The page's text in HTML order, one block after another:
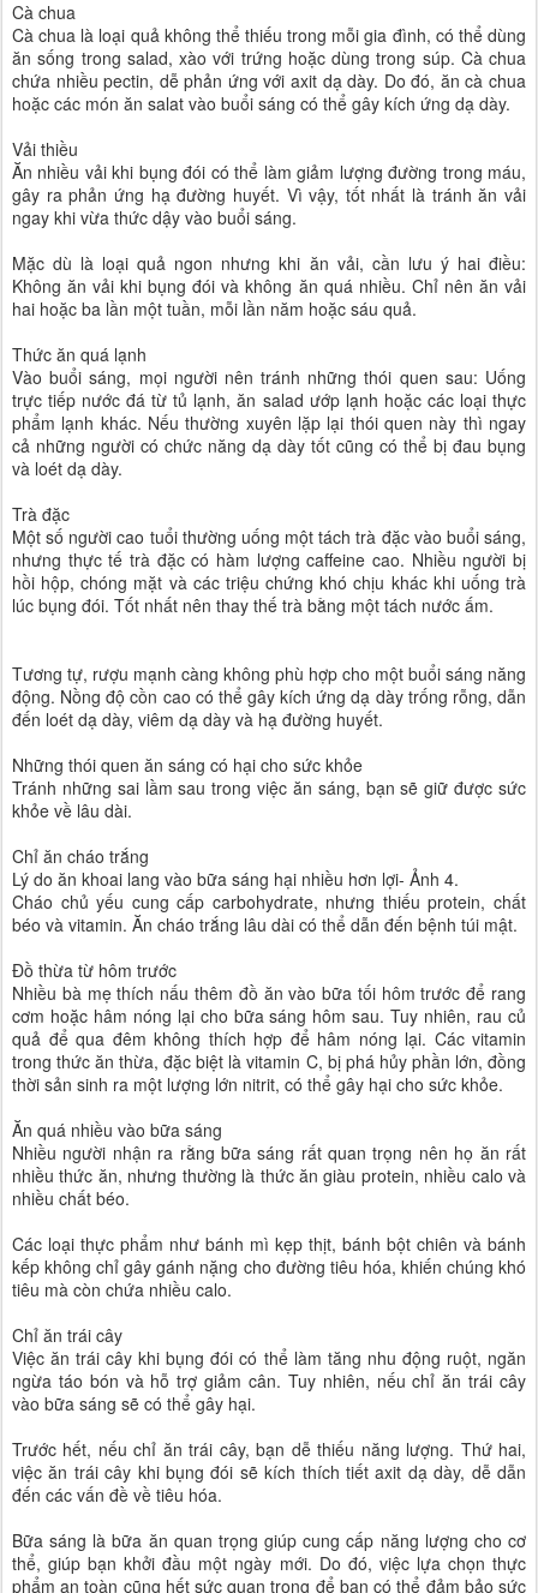
Cà chua
Cà chua là loại quả không thể thiếu trong mỗi gia đình, có thể dùng
ăn sống trong salad, xào với trứng hoặc dùng trong súp. Cà chua
chứa nhiều pectin, dễ phản ứng với axit dạ dày. Do đó, ăn cà chua
hoặc các món ăn salat vào buổi sáng có thể gây kích ứng dạ dày.
Vải thiều
Ăn nhiều vải khi bụng đói có thể làm giảm lượng đường trong máu,
gây ra phản ứng hạ đường huyết. Vì vậy, tốt nhất là tránh ăn vải
ngay khi vừa thức dậy vào buổi sáng.
Mặc dù là loại quả ngon nhưng khi ăn vải, cần lưu ý hai điều:
Không ăn vải khi bụng đói và không ăn quá nhiều. Chỉ nên ăn vải
hai hoặc ba lần một tuần, mỗi lần năm hoặc sáu quả.
Thức ăn quá lạnh
Vào buổi sáng, mọi người nên tránh những thói quen sau: Uống
trực tiếp nước đá từ tủ lạnh, ăn salad ướp lạnh hoặc các loại thực
phẩm lạnh khác. Nếu thường xuyên lặp lại thói quen này thì ngay
cả những người có chức năng dạ dày tốt cũng có thể bị đau bụng
và loét dạ dày.
Trà đặc
Một số người cao tuổi thường uống một tách trà đặc vào buổi sáng,
nhưng thực tế trà đặc có hàm lượng caffeine cao. Nhiều người bị
hồi hộp, chóng mặt và các triệu chứng khó chịu khác khi uống trà
lúc bụng đói. Tốt nhất nên thay thế trà bằng một tách nước ấm.
Tương tự, rượu mạnh càng không phù hợp cho một buổi sáng năng
động. Nồng độ cồn cao có thể gây kích ứng dạ dày trống rỗng, dẫn
đến loét dạ dày, viêm dạ dày và hạ đường huyết.
Những thói quen ăn sáng có hại cho sức khỏe
Tránh những sai lầm sau trong việc ăn sáng, bạn sẽ giữ được sức
khỏe về lâu dài.
Chỉ ăn cháo trắng
Lý do ăn khoai lang vào bữa sáng hại nhiều hơn lợi- Ảnh 4.
Cháo chủ yếu cung cấp carbohydrate, nhưng thiếu protein, chất
béo và vitamin. Ăn cháo trắng lâu dài có thể dẫn đến bệnh túi mật.
Đồ thừa từ hôm trước
Nhiều bà mẹ thích nấu thêm đồ ăn vào bữa tối hôm trước để rang
cơm hoặc hâm nóng lại cho bữa sáng hôm sau. Tuy nhiên, rau củ
quả để qua đêm không thích hợp để hâm nóng lại. Các vitamin
trong thức ăn thừa, đặc biệt là vitamin C, bị phá hủy phần lớn, đồng
thời sản sinh ra một lượng lớn nitrit, có thể gây hại cho sức khỏe.
Ăn quá nhiều vào bữa sáng
Nhiều người nhận ra rằng bữa sáng rất quan trọng nên họ ăn rất
nhiều thức ăn, nhưng thường là thức ăn giàu protein, nhiều calo và
nhiều chất béo.
Các loại thực phẩm như bánh mì kẹp thịt, bánh bột chiên và bánh
kếp không chỉ gây gánh nặng cho đường tiêu hóa, khiến chúng khó
tiêu mà còn chứa nhiều calo.
Chỉ ăn trái cây
Việc ăn trái cây khi bụng đói có thể làm tăng nhu động ruột, ngăn
ngừa táo bón và hỗ trợ giảm cân. Tuy nhiên, nếu chỉ ăn trái cây
vào bữa sáng sẽ có thể gây hại.
Trước hết, nếu chỉ ăn trái cây, bạn dễ thiếu năng lượng. Thứ hai,
việc ăn trái cây khi bụng đói sẽ kích thích tiết axit dạ dày, dễ dẫn
đến các vấn đề về tiêu hóa.
Bữa sáng là bữa ăn quan trọng giúp cung cấp năng lượng cho cơ
thể, giúp bạn khởi đầu một ngày mới. Do đó, việc lựa chọn thực
phẩm an toàn cũng hết sức quan trọng để bạn có thể đảm bảo sức